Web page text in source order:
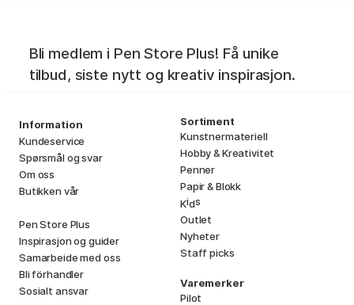
Bli medlem i Pen Store Plus! Få unike
tilbud, siste nytt og kreativ inspirasjon.
Information
Kundeservice
Spørsmål og svar
Om oss
Butikken vår
Pen Store Plus
Inspirasjon og guider
Samarbeide med oss
Bli förhandler
Sosialt ansvar
Sortiment
Kunstnermateriell
Hobby & Kreativitet
Penner
Papir & Blokk
Kids
Outlet
Nyheter
Staff picks
Varemerker
Pilot